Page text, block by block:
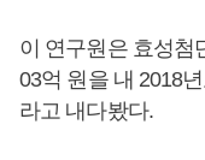
이 연구원은 효성첨
03억 원을 내 2018
라고 내다봤다.